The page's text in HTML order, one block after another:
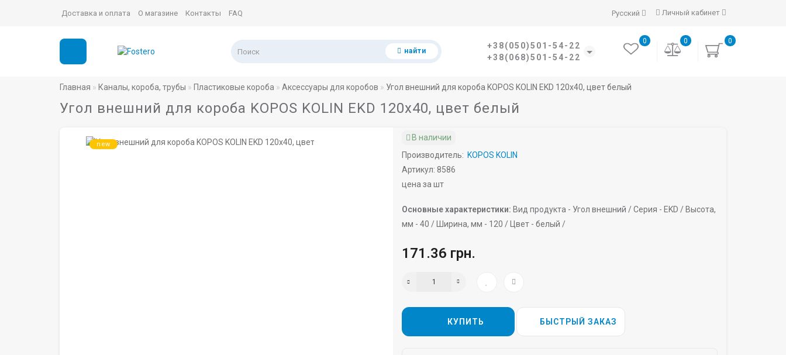
Личный кабинет
Русский
Доставка и оплата О магазине Контакты FAQ
найти
+38(050)501-54-22
+38(068)501-54-22
0
0
0
Главная Каналы, короба, трубы Пластиковые короба Аксессуары для коробов Угол внешний для короба KOPOS KOLIN EKD 120х40, цвет белый
Угол внешний для короба KOPOS KOLIN EKD 120х40, цвет белый
new
В наличии
Производитель: KOPOS KOLIN
Артикул: 8586
цена за шт
Основные характеристики: Вид продукта - Угол внешний /Серия - EKD / Высота,
мм - 40 / Ширина, мм - 120 / Цвет - белый /
171.36 грн.
КУПИТЬ БЫСТРЫЙ ЗАКАЗ